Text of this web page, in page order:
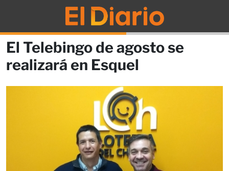
El Telebingo de agosto se
realizará en Esquel